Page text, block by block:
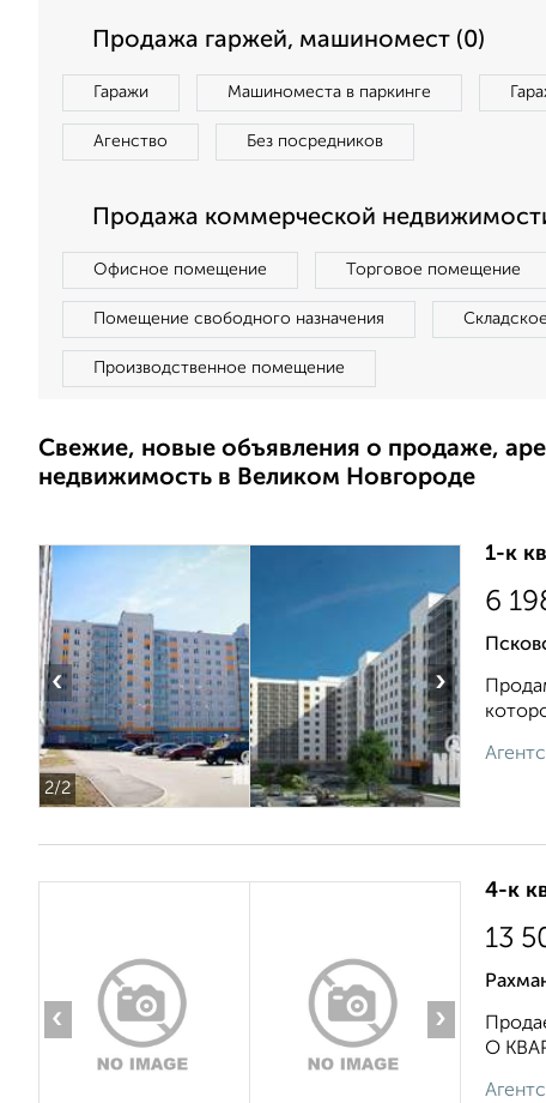
Продажа гаржей, машиномест (0)
Гаражи Машиноместа в паркинге
Агенство Без посредников
Продажа коммерческой
Офисное помещение Торговое помещение
Помещение свободного назначения
Производственное помещение
Свежие, новые объявления о продаже,
недвижимость в Великом Новгороде
2/2
‹ ›
1-к
6
‹ ›
4-к
13
О